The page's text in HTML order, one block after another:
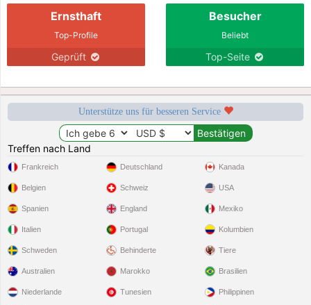
Ernsthaft
Top-Profile
Geprüft
Besucher
Beliebt
Top-Seite
Unterstütze uns für besseren Service
Treffen nach Land
Frankreich
Belgien
Spanien
Italien
Schweden
Deutschland
Schweiz
England
Portugal
Behinderte
Kanada
USA
Mexiko
Kolumbien
Tiere
Australien
Niederlande
Marokko
Tunesien
Brasilien
Philippinen